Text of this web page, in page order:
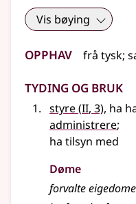
Vis bøying
Opphav frå tysk;
Tyding og bruk
styre(2
II, 3), ha
administrere;
ha tilsyn med
Døme
forvalte